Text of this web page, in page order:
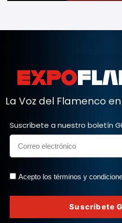
La Voz del Flamenco
Suscríbete a nuestro boletín
Acepto los términos y
Suscríbete